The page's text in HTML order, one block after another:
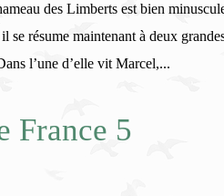
des Limberts est bien
se résume maintenant à deux
l’une d’elle vit Marcel,...
France 5